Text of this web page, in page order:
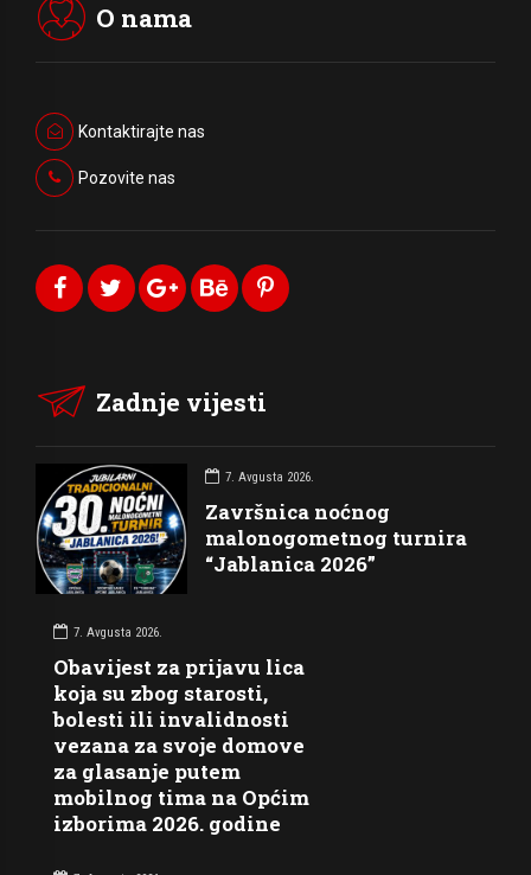
O nama
Kontaktirajte nas
Pozovite nas
Zadnje vijesti
7. Avgusta 2026.
Završnica noćnog
malonogometnog turnira
“Jablanica 2026”
7. Avgusta 2026.
Obavijest za prijavu lica
koja su zbog starosti,
bolesti ili invalidnosti
vezana za svoje domove
za glasanje putem
mobilnog tima na Općim
izborima 2026. godine